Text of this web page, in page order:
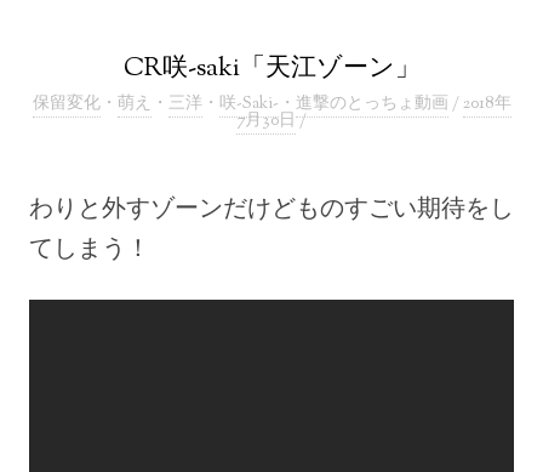
CR咲-saki「天江ゾーン」
保留変化・ 萌え ・ 三洋・ 咲-Saki- ・ 進撃のとっちょ動画 / 2018年
7月30日/
わりと外すゾーンだけどものすごい期待をし
てしまう！